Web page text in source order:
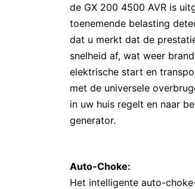
de GX 200 4500 AVR is
toenemende belasting
dat u merkt dat de
snelheid af, wat weer
elektrische start en
met de universele
in uw huis regelt en naar
generator.
Auto-Choke:
Het intelligente auto-